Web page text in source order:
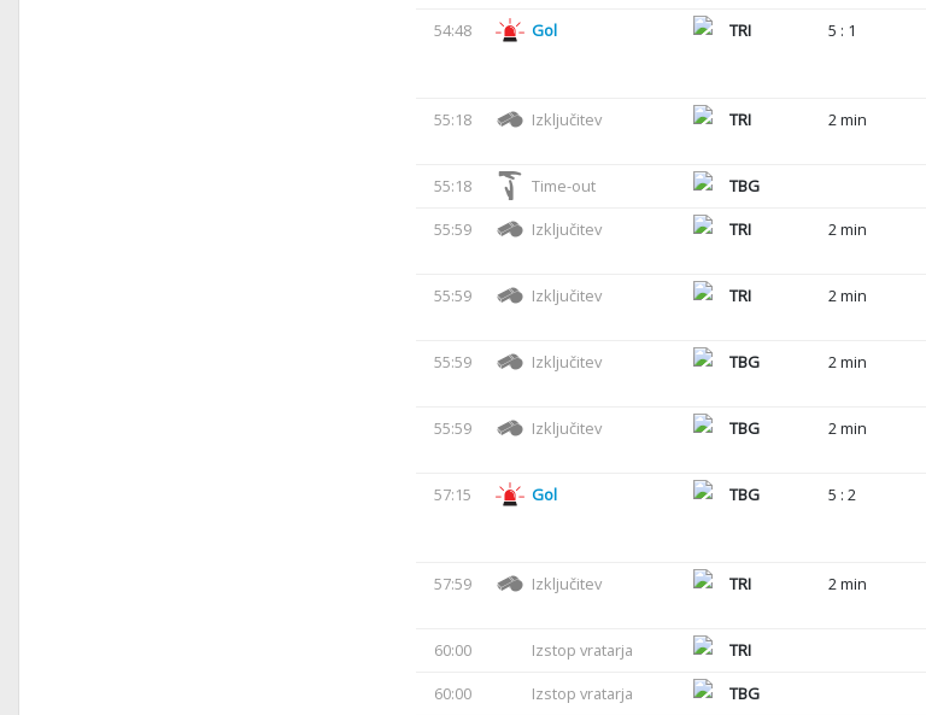
54:48
Gol TRI 5 : 1
55:18
Izključitev TRI 2 min
55:18 Time-out
TBG
55:59
Izključitev TRI 2 min
55:59 Izključitev TRI 2 min
55:59 Izključitev TBG 2 min
55:59 Izključitev TBG 2 min
57:15 Gol TBG 5 : 2
57:59
Izključitev TRI 2 min
60:00 Izstop vratarja TRI
60:00
Izstop vratarja TBG